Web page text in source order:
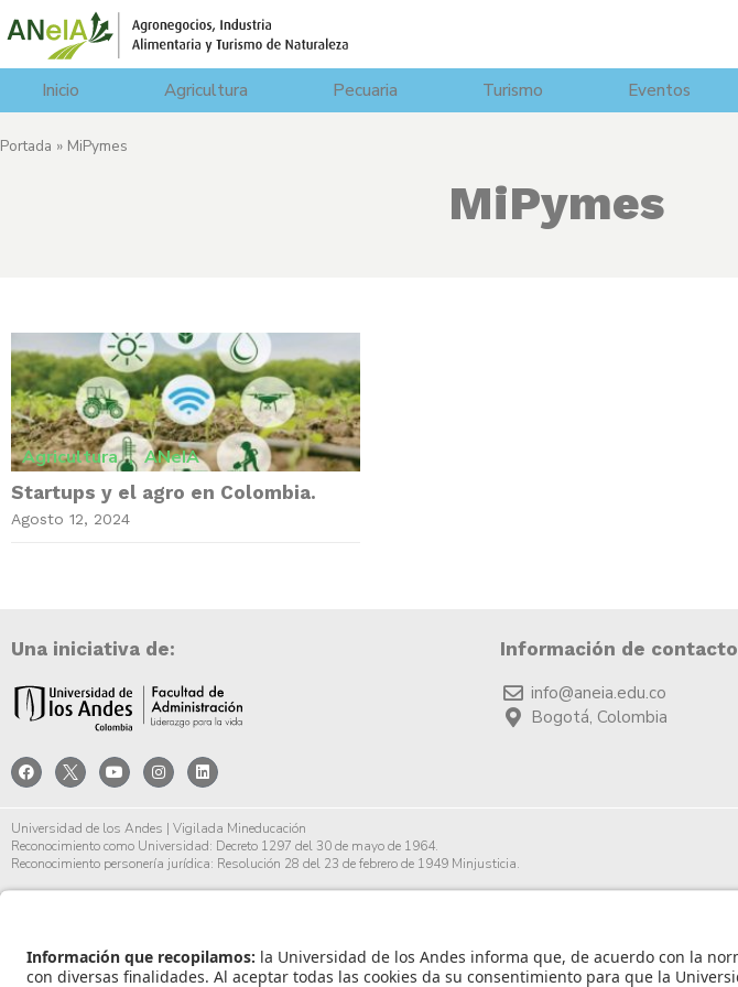
Inicio Agricultura Pecuaria Turismo Eventos
Portada » MiPymes
MiPymes
Agricultura , ANeIA
Startups y el agro en Colombia.
Agosto 12, 2024
Una iniciativa de:
Información de contacto
info@aneia.edu.co
Bogotá, Colombia
Universidad de los Andes | Vigilada Mineducación
Reconocimiento como Universidad: Decreto 1297 del 30 de mayo de 1964.
Reconocimiento personería jurídica: Resolución 28 del 23 de febrero de 1949 Minjusticia.